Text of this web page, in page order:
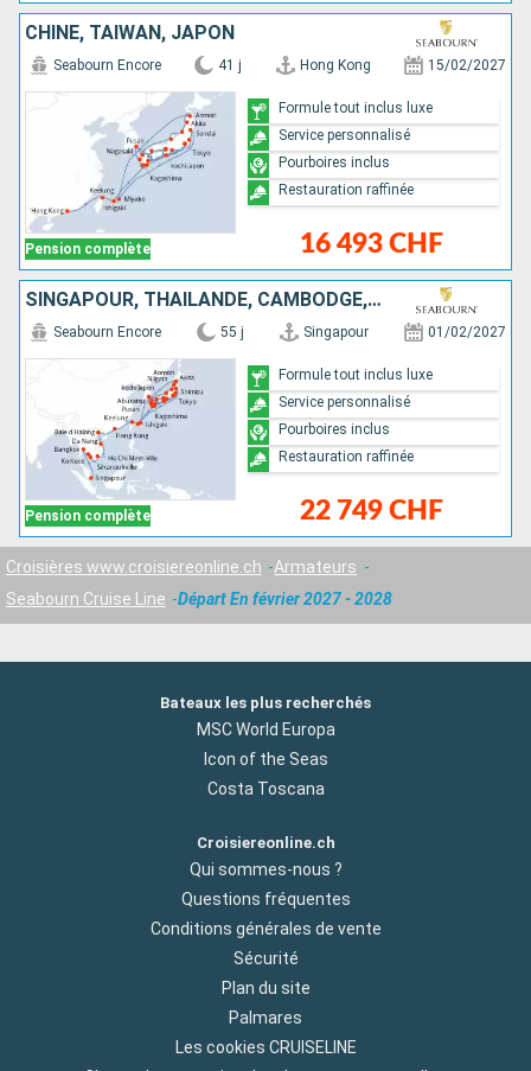
CHINE, TAÏWAN, JAPON
Pension complète
Seabourn Encore 41 j Hong Kong 15/02/2027
16 493 CHF
Formule tout inclus luxe
Service personnalisé
Pourboires inclus
Restauration raffinée
SINGAPOUR, THAÏLANDE, CAMBODGE, VIETNAM, CHINE, TAÏWAN, JAPON
Pension complète
Seabourn Encore 55 j Singapour 01/02/2027
22 749 CHF
Formule tout inclus luxe
Service personnalisé
Pourboires inclus
Restauration raffinée
Croisières www.croisiereonline.ch
Armateurs
Seabourn Cruise Line
Départ En février 2027 - 2028
Bateaux les plus recherchés
MSC World Europa
Icon of the Seas
Costa Toscana
Croisiereonline.ch
Qui sommes-nous ?
Questions fréquentes
Conditions générales de vente
Sécurité
Plan du site
Palmares
Les cookies CRUISELINE